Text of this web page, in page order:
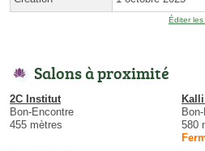
Éditer
Salons à proximité
2C Institut
Bon-Encontre
455 mètres
580